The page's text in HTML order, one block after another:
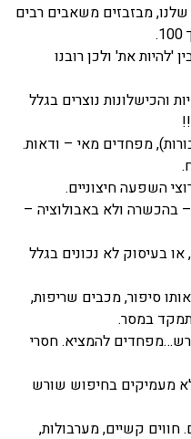
שלנו, מבזבזים משאבים רבים
'להיות את' ולכן רובנו
והכישלונות נוצרים בגלל
מפחדים מאי – ודאות.
השפעה חיצוניים.
ולא באבולוציה –
או בעיסוק לא נכונים בגלל
סיפור, מכבים שריפות,
במסר.
להמציא. חסרי
מעמיקים בחיפוש שורש
חווים קשיים, מערבולות,